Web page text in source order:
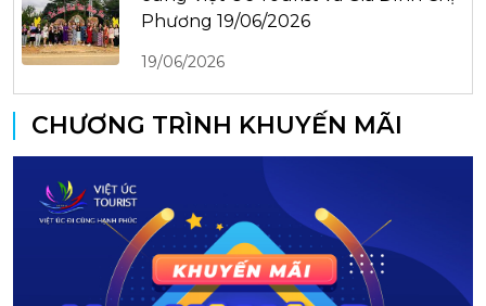
Phương 19/06/2026
19/06/2026
CHƯƠNG TRÌNH KHUYẾN MÃI